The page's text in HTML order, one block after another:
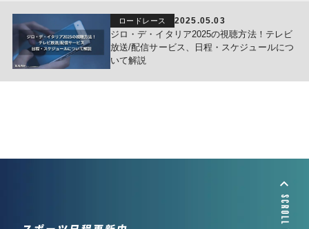
ロードレース 2025.05.03
ジロ・デ・イタリア2025の視聴方法！テレビ
放送/配信サービス、日程・スケジュールにつ
いて解説